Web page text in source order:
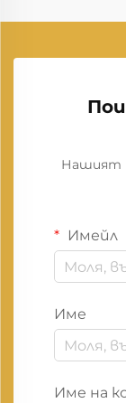
Нашият
Имейл
Име
Име на